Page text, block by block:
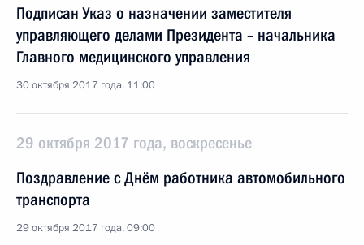
Подписан Указ о назначении заместителя
управляющего делами Президента – начальника
Главного медицинского управления
30 октября 2017 года, 11:00
29 октября 2017 года, воскресенье
Поздравление с Днём работника автомобильного
транспорта
29 октября 2017 года, 09:00